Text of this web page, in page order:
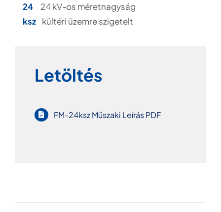
24
24 kV-os méretnagyság
ksz kültéri üzemre szigetelt
Letöltés
FM-24ksz Műszaki Leírás PDF